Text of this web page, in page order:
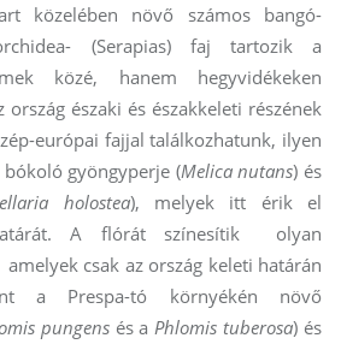
közelében növő számos bangó-
(Serapias) faj tartozik a
közé, hanem hegyvidékeken
északi és északkeleti részének
európai fajjal találkozhatunk, ilyen
gyöngyperje (Melica nutans) és
holostea), melyek itt érik el
A flórát színesítik olyan
csak az ország keleti határán
a Prespa-tó környékén növő
pungensés a Phlomis tuberosa) és